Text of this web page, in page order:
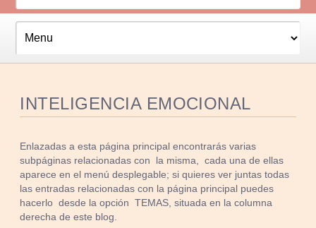
INTELIGENCIA EMOCIONAL
Enlazadas a esta página principal encontrarás varias
subpáginas relacionadas con la misma, cada una de ellas
aparece en el menú desplegable; si quieres ver juntas todas
las entradas relacionadas con la página principal puedes
hacerlo desde la opción TEMAS, situada en la columna
derecha de este blog.